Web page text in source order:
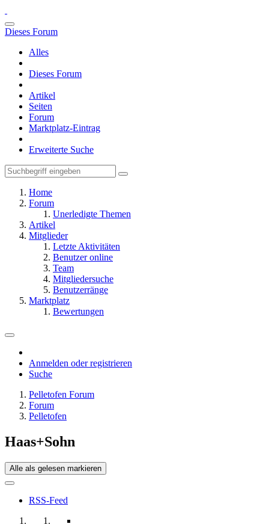
Dieses Forum
Alles
Dieses Forum
Artikel
Seiten
Forum
Marktplatz-Eintrag
Erweiterte Suche
Home
Forum
Unerledigte Themen
Artikel
Mitglieder
Letzte Aktivitäten
Benutzer online
Team
Mitgliedersuche
Benutzerränge
Marktplatz
Bewertungen
Anmelden oder registrieren
Suche
Pelletofen Forum
Forum
Pelletofen
Haas+Sohn
Alle als gelesen markieren
RSS-Feed